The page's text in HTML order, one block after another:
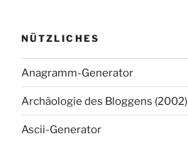
NÜTZLICHES
Anagramm-Generator
Archäologie des Bloggens (2002)
Ascii-Generator